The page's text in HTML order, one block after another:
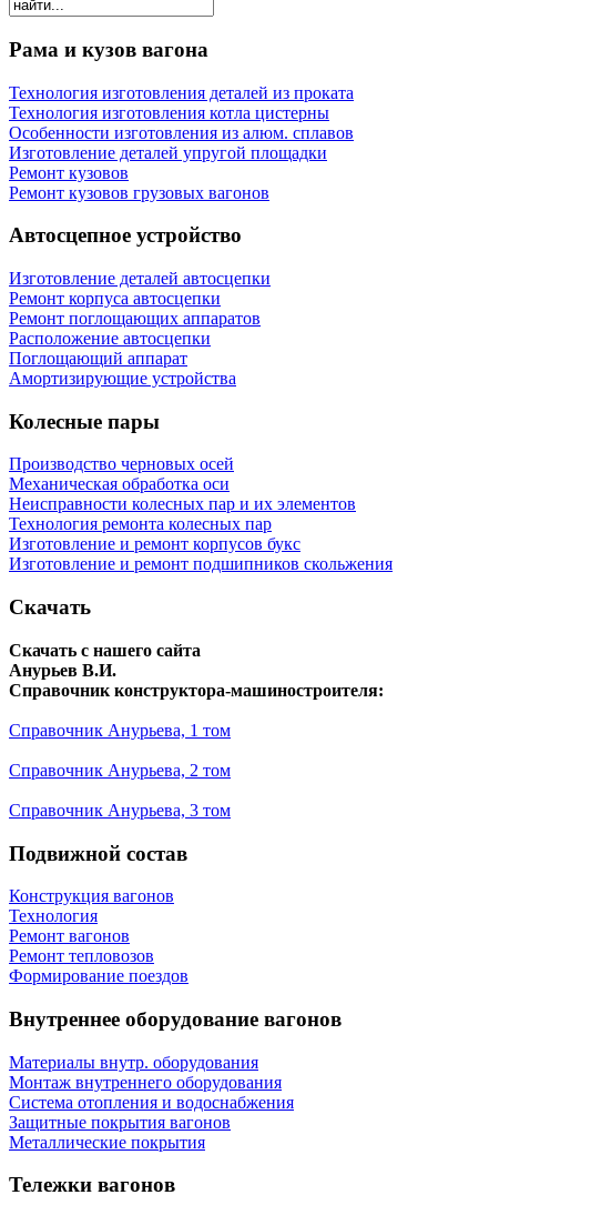
Рама и кузов вагона
Технология изготовления деталей из проката
Технология изготовления котла цистерны
Особенности изготовления из алюм. сплавов
Изготовление деталей упругой площадки
Ремонт кузовов
Ремонт кузовов грузовых вагонов
Автосцепное устройство
Изготовление деталей автосцепки
Ремонт корпуса автосцепки
Ремонт поглощающих аппаратов
Расположение автосцепки
Поглощающий аппарат
Амортизирующие устройства
Колесные пары
Производство черновых осей
Механическая обработка оси
Неисправности колесных пар и их элементов
Технология ремонта колесных пар
Изготовление и ремонт корпусов букс
Изготовление и ремонт подшипников скольжения
Скачать
Скачать с нашего сайта
Анурьев В.И.
Справочник конструктора-машиностроителя:
Справочник Анурьева, 1 том
Справочник Анурьева, 2 том
Справочник Анурьева, 3 том
Подвижной состав
Конструкция вагонов
Технология
Ремонт вагонов
Ремонт тепловозов
Формирование поездов
Внутреннее оборудование вагонов
Материалы внутр. оборудования
Монтаж внутреннего оборудования
Cистема отопления и водоснабжения
Защитные покрытия вагонов
Металлические покрытия
Тележки вагонов